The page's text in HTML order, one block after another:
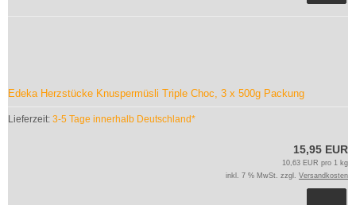
Edeka Herzstücke Knuspermüsli Triple Choc, 3 x 500g Packung
Lieferzeit: 3-5 Tage innerhalb Deutschland*
15,95 EUR
10,63 EUR pro 1 kg
inkl. 7 % MwSt. zzgl. Versandkosten